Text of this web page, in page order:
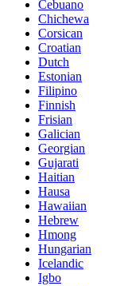
Cebuano
Chichewa
Corsican
Croatian
Dutch
Estonian
Filipino
Finnish
Frisian
Galician
Georgian
Gujarati
Haitian
Hausa
Hawaiian
Hebrew
Hmong
Hungarian
Icelandic
Igbo